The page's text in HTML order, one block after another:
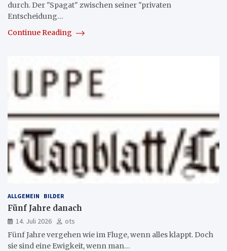
durch. Der "Spagat" zwischen seiner "privaten
Entscheidung…
Continue Reading
ALLGEMEIN BILDER
Fünf Jahre danach
14. Juli 2026
ots
Fünf Jahre vergehen wie im Fluge, wenn alles klappt. Doch
sie sind eine Ewigkeit, wenn man…